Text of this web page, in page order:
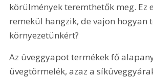
körülmények teremthetők meg. Ez
remekül hangzik, de vajon hogyan
környezetünkért?
Az üveggyapot termékek fő
üvegtörmelék, azaz a